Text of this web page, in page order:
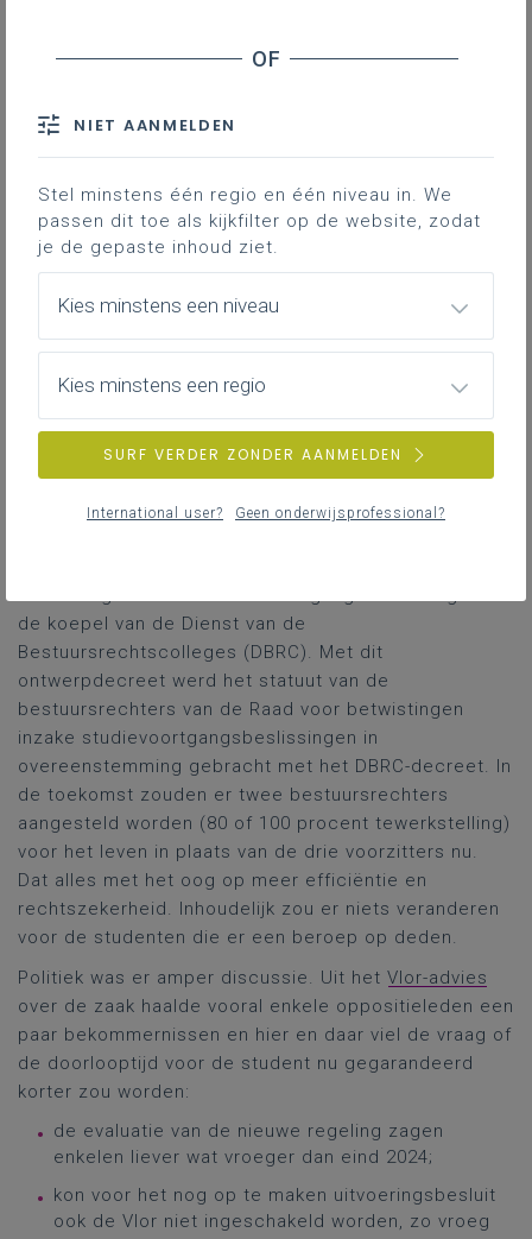
Vlaamse
bestuursrechtscolleges, wat
betreft de Raad voor
betwistingen inzake
studievoortgangsbeslissingen
en de rechtspositieregeling
van de bestuursrechters: in
het kort
Die titel hierboven is een hele mondvol voor wat au
de koepel van de Dienst van de
Bestuursrechtscolleges (DBRC). Met dit
ontwerpdecreet werd het statuut van de
bestuursrechters van de Raad voor betwistingen
inzake studievoortgangsbeslissingen in
overeenstemming gebracht met het DBRC-decreet. In
de toekomst zouden er twee bestuursrechters
aangesteld worden (80 of 100 procent tewerkstelling)
voor het leven in plaats van de drie voorzitters nu.
Dat alles met het oog op meer efficiëntie en
rechtszekerheid. Inhoudelijk zou er niets veranderen
voor de studenten die er een beroep op deden.
Politiek was er amper discussie. Uit het Vlor-advies
over de zaak haalde vooral enkele oppositieleden een
paar bekommernissen en hier en daar viel de vraag of
de doorlooptijd voor de student nu gegarandeerd
korter zou worden:
de evaluatie van de nieuwe regeling zagen
enkelen liever wat vroeger dan eind 2024;
kon voor het nog op te maken uitvoeringsbesluit
ook de Vlor niet ingeschakeld worden, zo vroeg
NIET AANMELDEN
Stel minstens één regio en één niveau in. We
passen dit toe als kijkfilter op de website, zodat
je de gepaste inhoud ziet.
Kies minstens een niveau
Kies minstens een regio
SURF VERDER ZONDER AANMELDEN
International user? Geen onderwijsprofessional?